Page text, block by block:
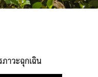
าวะฉุกเฉิน